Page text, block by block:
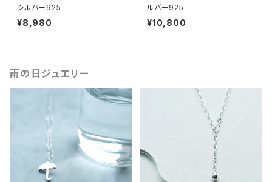
シルバー925
¥8,980
ルバー925
¥10,800
雨の日ジュエリー